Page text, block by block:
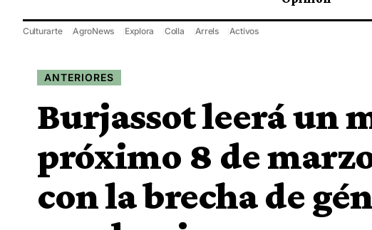
Culturarte AgroNews Explora Colla Arrels Activos
ANTERIORES
Burjassot leerá un
próximo 8 de
con la brecha de